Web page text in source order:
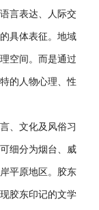
言表达、人际交
具体表征。地域
空间。而是通过
的人物心理、性
、文化及风俗习
细分为烟台、威
平原地区。胶东
胶东印记的文学